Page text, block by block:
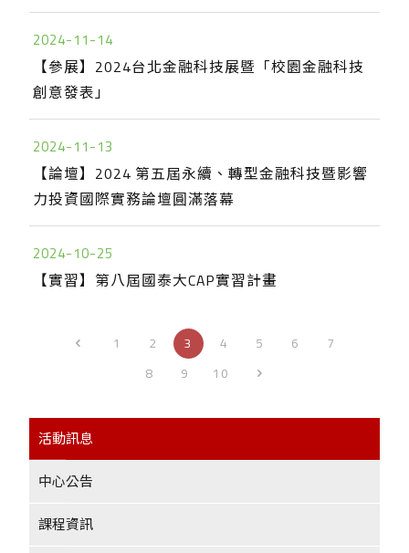
2024-11-14
【參展】2024台北金融科技展暨「校園金融科技
創意發表」
2024-11-13
【論壇】2024 第五屆永續、轉型金融科技暨影響
力投資國際實務論壇圓滿落幕
2024-10-25
【實習】第八屆國泰大CAP實習計畫
1 2 3 4 5 6
7
8
9 10
活動訊息
中心公告
課程資訊